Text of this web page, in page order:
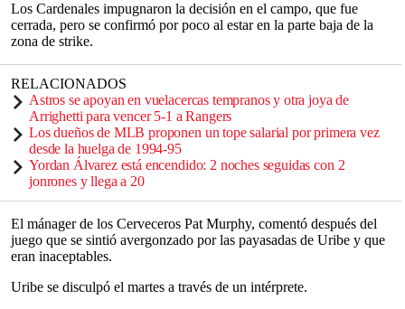
Los Cardenales impugnaron la decisión en el campo, que fue
cerrada, pero se confirmó por poco al estar en la parte baja de la
zona de strike.
RELACIONADOS
Astros se apoyan en vuelacercas tempranos y otra joya de
Arrighetti para vencer 5-1 a Rangers
Los dueños de MLB proponen un tope salarial por primera vez
desde la huelga de 1994-95
Yordan Álvarez está encendido: 2 noches seguidas con 2
jonrones y llega a 20
El mánager de los Cerveceros Pat Murphy, comentó después del
juego que se sintió avergonzado por las payasadas de Uribe y que
eran inaceptables.
Uribe se disculpó el martes a través de un intérprete.